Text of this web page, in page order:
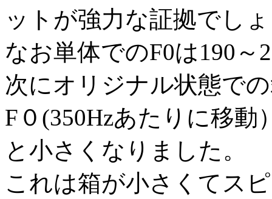
ットが強力な証拠でし
なお単体でのF0は190～
次にオリジナル状態で
F０(350Hzあたりに移
と小さくなりました。
これは箱が小さくてス